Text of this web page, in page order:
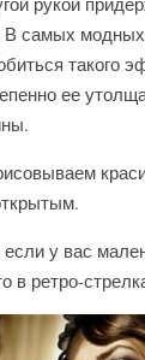
В самых
такого
ее
у вас
в ретро-